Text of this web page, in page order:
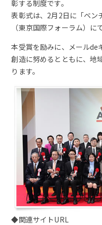
彰する制度です。
表彰式は、2月2日に「ベン
（東京国際フォーラム）に
本受賞を励みに、メールde
創造に努めるとともに、地
ります。
◆関連サイトURL